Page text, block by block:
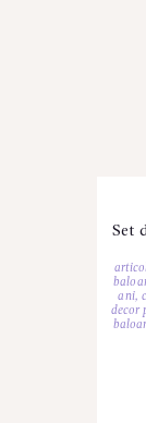
Set
ani,
decor